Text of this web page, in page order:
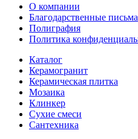
О компании
Благодарственные письма
Полиграфия
Политика
Каталог
Керамогранит
Керамическая плитка
Мозаика
Клинкер
Сухие смеси
Сантехника